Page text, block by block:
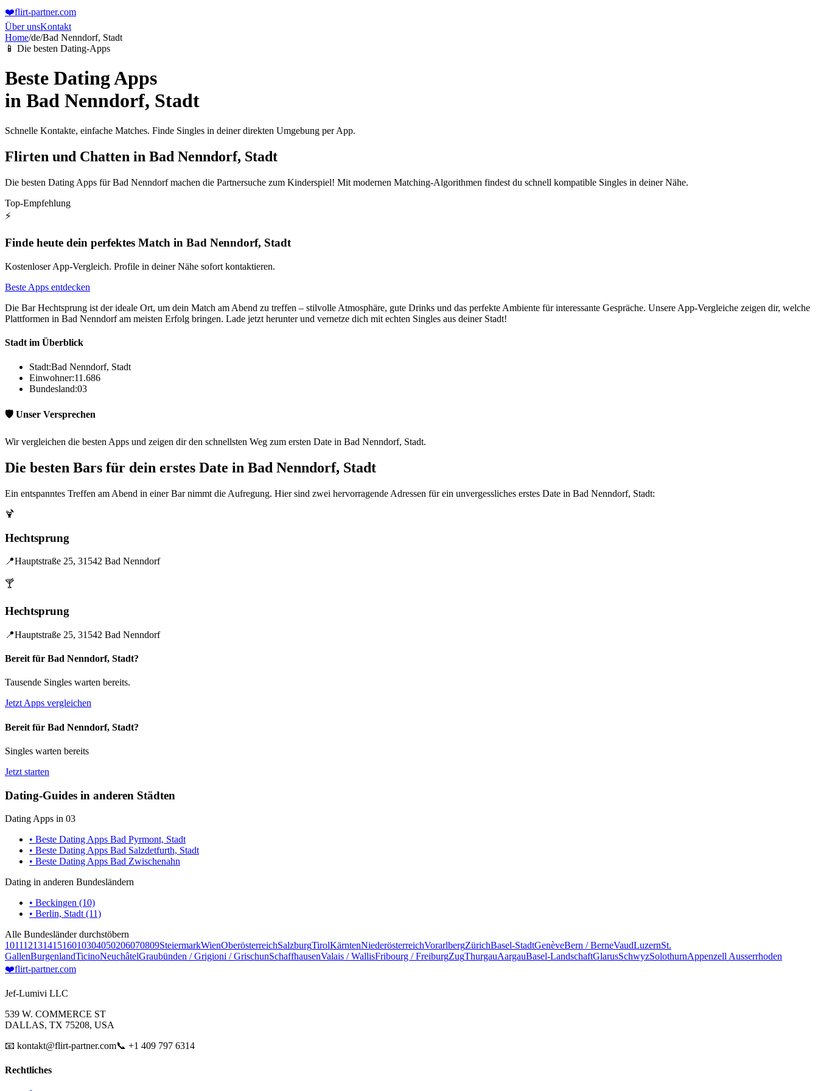
❤️flirt-partner.com
Über unsKontakt
Home/de/Bad Nenndorf, Stadt
📱 Die besten Dating-Apps
Beste Dating Apps
in Bad Nenndorf, Stadt
Schnelle Kontakte, einfache Matches. Finde Singles in deiner direkten Umgebung per App.
Flirten und Chatten in Bad Nenndorf, Stadt
Die besten Dating Apps für Bad Nenndorf machen die Partnersuche zum Kinderspiel! Mit modernen Matching-Algorithmen findest du schnell kompatible Singles in deiner Nähe.
Top-Empfehlung
⚡
Finde heute dein perfektes Match in Bad Nenndorf, Stadt
Kostenloser App-Vergleich. Profile in deiner Nähe sofort kontaktieren.
Beste Apps entdecken
Die Bar Hechtsprung ist der ideale Ort, um dein Match am Abend zu treffen – stilvolle Atmosphäre, gute Drinks und das perfekte Ambiente für interessante Gespräche. Unsere App-Vergleiche zeigen dir, welche
Plattformen in Bad Nenndorf am meisten Erfolg bringen. Lade jetzt herunter und vernetze dich mit echten Singles aus deiner Stadt!
Stadt im Überblick
Stadt:Bad Nenndorf, Stadt
Einwohner:11.686
Bundesland:03
🛡️ Unser Versprechen
Wir vergleichen die besten Apps und zeigen dir den schnellsten Weg zum ersten Date in Bad Nenndorf, Stadt.
Die besten Bars für dein erstes Date in Bad Nenndorf, Stadt
Ein entspanntes Treffen am Abend in einer Bar nimmt die Aufregung. Hier sind zwei hervorragende Adressen für ein unvergessliches erstes Date in Bad Nenndorf, Stadt:
🍹
Hechtsprung
📍Hauptstraße 25, 31542 Bad Nenndorf
🍸
Hechtsprung
📍Hauptstraße 25, 31542 Bad Nenndorf
Bereit für Bad Nenndorf, Stadt?
Tausende Singles warten bereits.
Jetzt Apps vergleichen
Bereit für Bad Nenndorf, Stadt?
Singles warten bereits
Jetzt starten
Dating-Guides in anderen Städten
Dating Apps in 03
• Beste Dating Apps Bad Pyrmont, Stadt
• Beste Dating Apps Bad Salzdetfurth, Stadt
• Beste Dating Apps Bad Zwischenahn
Dating in anderen Bundesländern
• Beckingen (10)
• Berlin, Stadt (11)
Alle Bundesländer durchstöbern
10111213141516010304050206070809SteiermarkWienOberösterreichSalzburgTirolKärntenNiederösterreichVorarlbergZürichBasel-StadtGenèveBern / BerneVaudLuzernSt.
GallenBurgenlandTicinoNeuchâtelGraubünden / Grigioni / GrischunSchaffhausenValais / WallisFribourg / FreiburgZugThurgauAargauBasel-LandschaftGlarusSchwyzSolothurnAppenzell Ausserrhoden
❤️flirt-partner.com
Jef-Lumivi LLC
539 W. COMMERCE ST
DALLAS, TX 75208, USA
📧 kontakt@flirt-partner.com📞 +1 409 797 6314
Rechtliches